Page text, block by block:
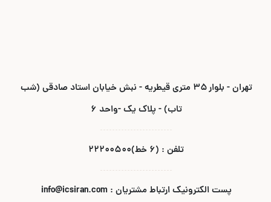
تهران - بلوار ۳۵ متری قیطریه - نبش خیابان استاد صادقی (شب
تاب) - پلاک یک -واحد ۶
تلفن : (۶ خط)۲۲۲۰۰۵۰۰
پست الکترونیک ارتباط مشتریان : info@icsiran.com